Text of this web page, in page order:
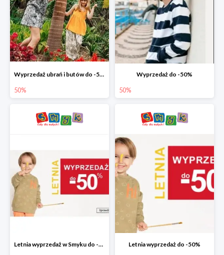
Wyprzedaż ubrań i butów do -50%
50%
Wyprzedaż do -50%
50%
Letnia wyprzedaż w Smyku do -50% Letnia wyprzedaż do -50%